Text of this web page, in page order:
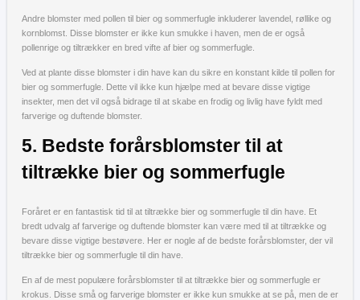
Andre blomster med pollen til bier og sommerfugle inkluderer lavendel, røllike og
kornblomst. Disse blomster er ikke kun smukke i haven, men de er også
pollenrige og tiltrækker en bred vifte af bier og sommerfugle.
Ved at plante disse blomster i din have kan du sikre en konstant kilde til pollen for
bier og sommerfugle. Dette vil ikke kun hjælpe med at bevare disse vigtige
insekter, men det vil også bidrage til at skabe en frodig og livlig have fyldt med
farverige og duftende blomster.
5. Bedste forårsblomster til at
tiltrække bier og sommerfugle
Foråret er en fantastisk tid til at tiltrække bier og sommerfugle til din have. Et
bredt udvalg af farverige og duftende blomster kan være med til at tiltrække og
bevare disse vigtige bestøvere. Her er nogle af de bedste forårsblomster, der vil
tiltrække bier og sommerfugle til din have.
En af de mest populære forårsblomster til at tiltrække bier og sommerfugle er
krokus. Disse små og farverige blomster er ikke kun smukke at se på, men de er